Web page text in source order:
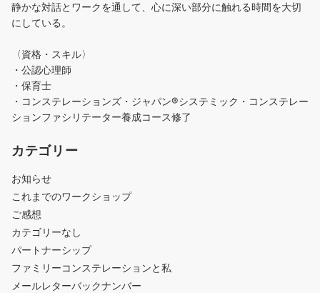
静かな対話とワークを通して、心に深い部分に触れる時間を大切
にしている。
〈資格・スキル〉
・公認心理師
・保育士
・コンステレーションズ・ジャパン®︎システミック・コンステレー
ションファシリテーター養成コース修了
カテゴリー
お知らせ
これまでのワークショップ
ご感想
カテゴリーなし
パートナーシップ
ファミリーコンステレーションと私
メールレターバックナンバー